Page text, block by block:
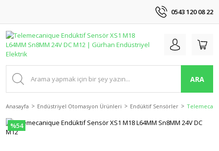
0543 120 08 22
ARA
Anasayfa Endüstriyel Otomasyon Ürünleri Endüktif Sensörler
%54